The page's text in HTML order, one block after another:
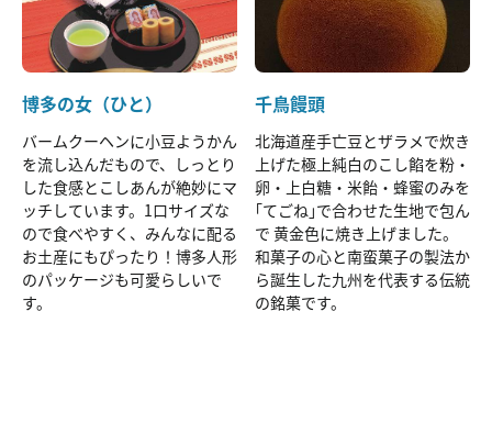
博多の女（ひと）
バームクーヘンに小豆ようかん
を流し込んだもので、しっとり
した食感とこしあんが絶妙にマ
ッチしています。1口サイズな
ので食べやすく、みんなに配る
お土産にもぴったり！博多人形
のパッケージも可愛らしいで
す。
千鳥饅頭
北海道産手亡豆とザラメで炊き
上げた極上純白のこし餡を粉・
卵・上白糖・米飴・蜂蜜のみを
｢てごね｣で合わせた生地で包ん
で 黄金色に焼き上げました。
和菓子の心と南蛮菓子の製法か
ら誕生した九州を代表する伝統
の銘菓です。